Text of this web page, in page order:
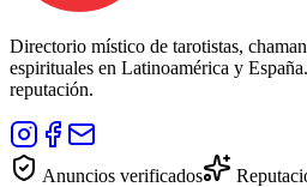
Directorio místico de tarotistas,
espirituales en Latinoamérica y
reputación.
Anuncios verificados